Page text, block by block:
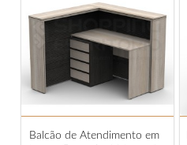
Balcão de Atendimento em